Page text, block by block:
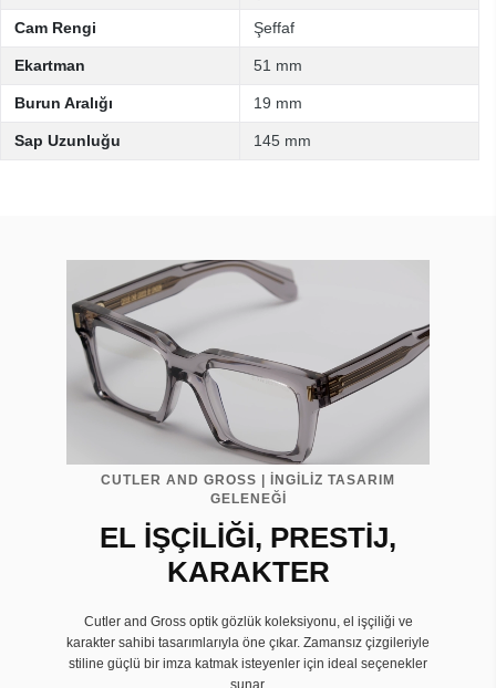
Cam Rengi Şeffaf
Ekartman 51 mm
Burun Aralığı 19 mm
Sap Uzunluğu 145 mm
CUTLER AND GROSS | İNGİLİZ TASARIM
GELENEĞİ
EL İŞÇİLİĞİ, PRESTİJ,
KARAKTER
Cutler and Gross optik gözlük koleksiyonu, el işçiliği ve
karakter sahibi tasarımlarıyla öne çıkar. Zamansız çizgileriyle
stiline güçlü bir imza katmak isteyenler için ideal seçenekler
sunar.